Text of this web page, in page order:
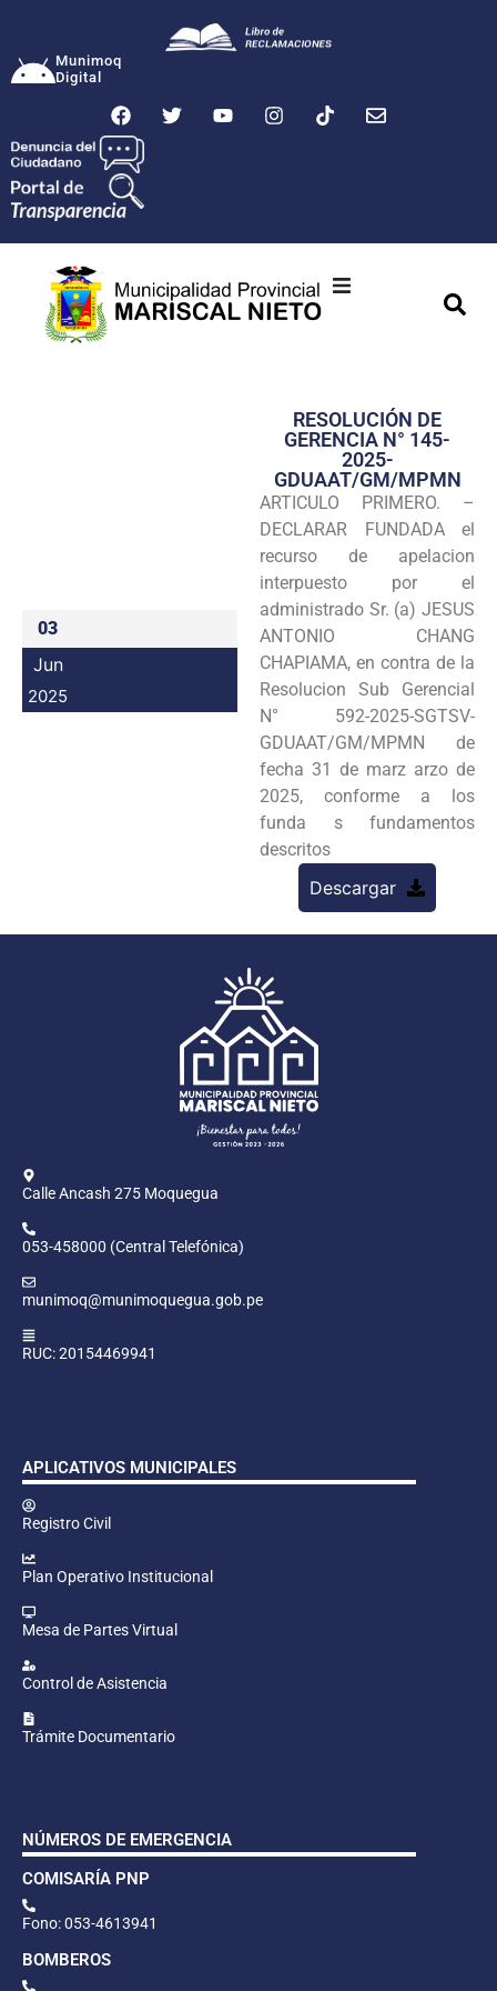
Munimoq
Digital
Transparencia
Seguridad
Programas
Intranet
03
Jun
2025
RESOLUCIÓN DE
GERENCIA N° 145-
2025-
GDUAAT/GM/MPMN
ARTICULO PRIMERO. –
DECLARAR FUNDADA el
recurso de apelacion
interpuesto por el
administrado Sr. (a) JESUS
ANTONIO CHANG
CHAPIAMA, en contra de la
Resolucion Sub Gerencial
N° 592-2025-SGTSV-
GDUAAT/GM/MPMN de
fecha 31 de marz arzo de
2025, conforme a los
funda s fundamentos
descritos
Descargar
Calle Ancash 275 Moquegua
053-458000 (Central Telefónica)
munimoq@munimoquegua.gob.pe
RUC: 20154469941
APLICATIVOS MUNICIPALES
Registro Civil
Plan Operativo Institucional
Mesa de Partes Virtual
Control de Asistencia
Trámite Documentario
NÚMEROS DE EMERGENCIA
COMISARÍA PNP
Fono: 053-4613941
BOMBEROS